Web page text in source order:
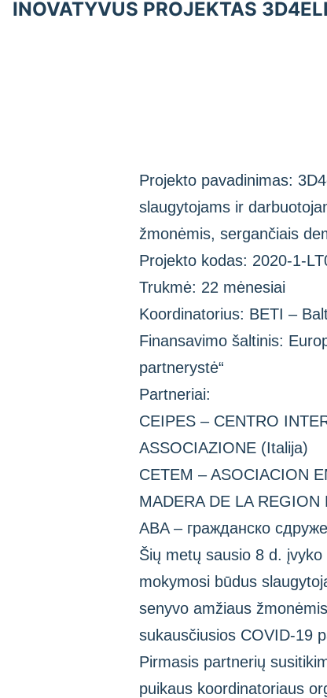
INOVATYVUS PROJEKTAS
Projekto pavadinimas:
slaugytojams ir
žmonėmis, sergančiais
Projekto kodas: 2020-1-
Trukmė: 22 mėnesiai
Koordinatorius: BETI –
Finansavimo šaltinis:
partnerystė“
Partneriai:
CEIPES – CENTRO
ASSOCIAZIONE (Italija)
CETEM – ASOCIACION
MADERA DE LA
ABA – гражданско
Šių metų sausio 8 d.
mokymosi būdus
senyvo amžiaus
sukausčiusios COVID-19
Pirmasis partnerių
puikaus koordinatoriaus